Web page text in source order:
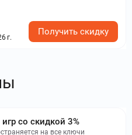
г.
Получить скидку
со скидкой 3%
на все ключи